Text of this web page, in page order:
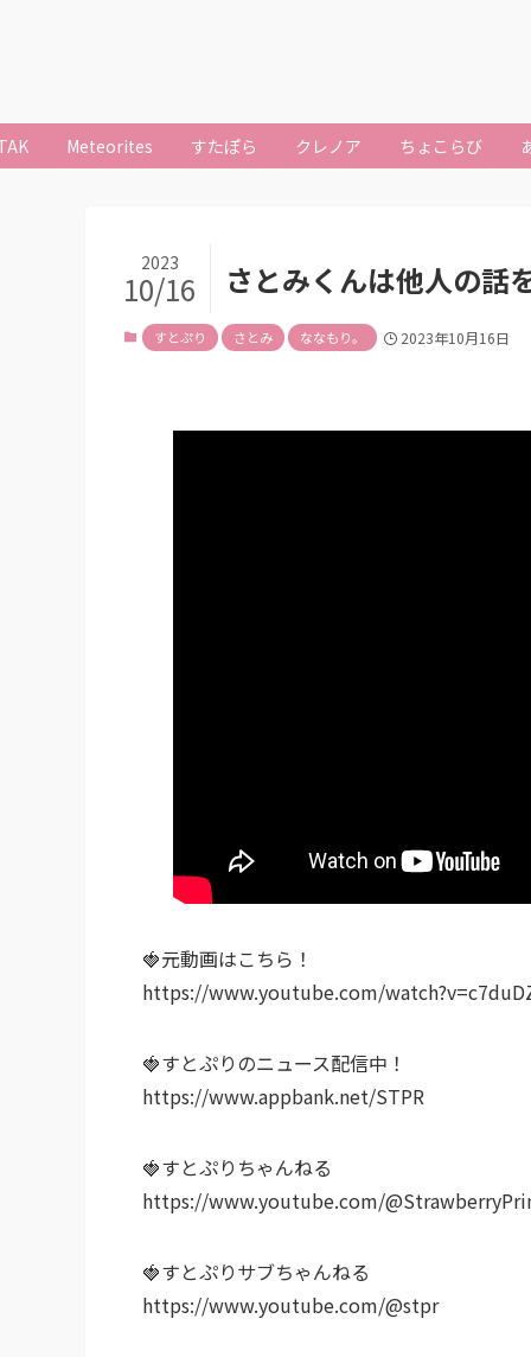
Meteorites すたぽら クレノア ちょこらび
さとみくんは他人の話
2023
10/16
すとぷり さとみ ななもり。 2023年10月16日
🍓元動画はこちら！
https://www.youtube.com/
🍓すとぷりのニュース配信中！
https://www.appbank.net/STPR
🍓すとぷりちゃんねる
https://www.youtube.com/
🍓すとぷりサブちゃんねる
https://www.youtube.com/@stpr